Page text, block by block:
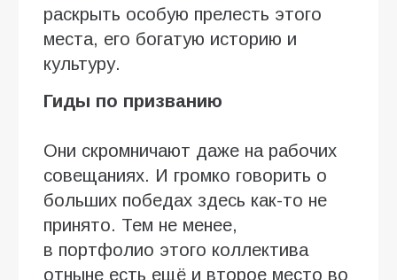
раскрыть особую прелесть этого
места, его богатую историю и
культуру.
Гиды по призванию
Они скромничают даже на рабочих
совещаниях. И громко говорить о
больших победах здесь как-то не
принято. Тем не менее,
в портфолио этого коллектива
отныне есть ещё и второе место во